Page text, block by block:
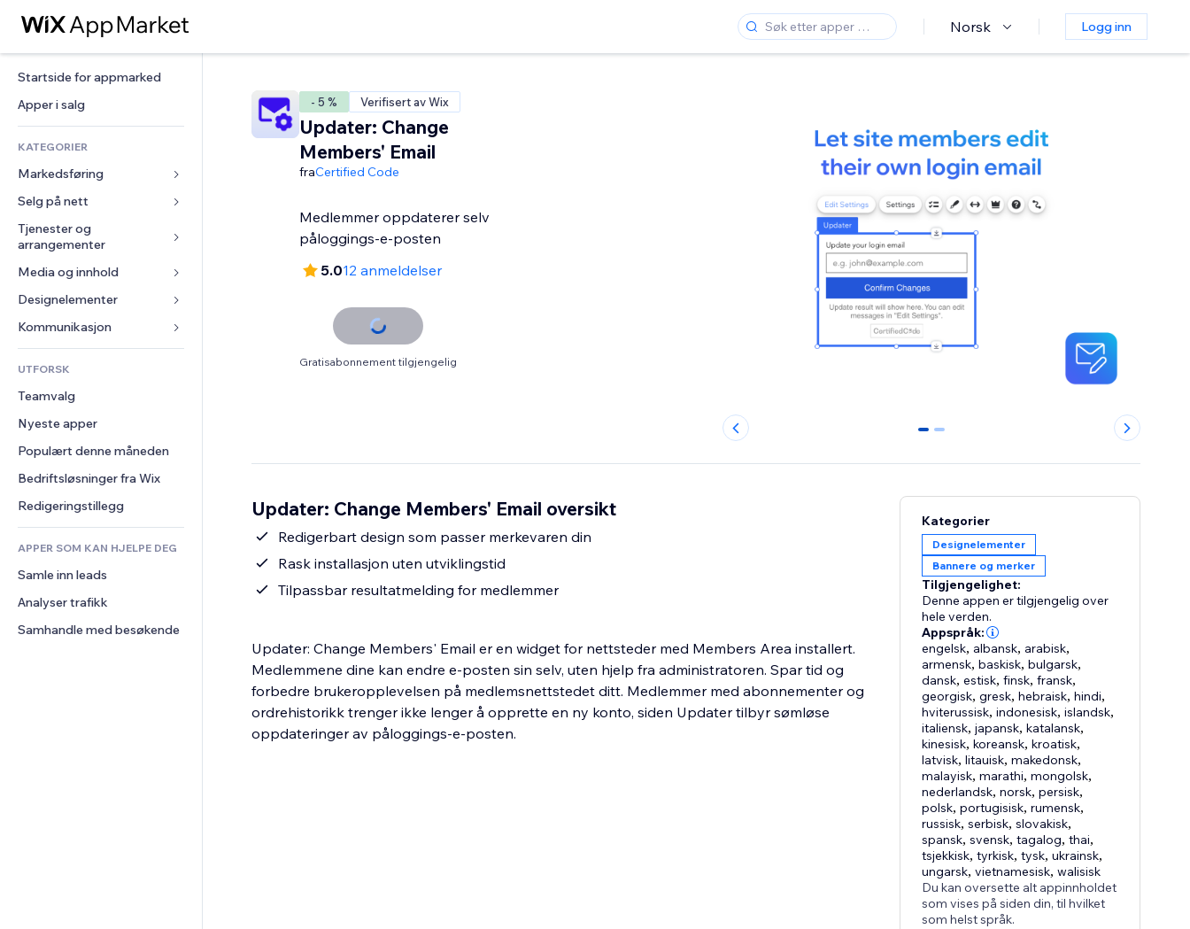
Norsk Logg inn
Startside for appmarked
Apper i salg
KATEGORIER
Markedsføring
Annonser
Mobil
Analyser
Sosiale medier
SEO
Engasjement
Nettstedsoppføringer
E-post
Konvertering
Selg på nett
Apper for butikker
Frakt og levering
Selg-knapper
Nettkurs
On-demand-utskrift
Regnskap
Kuponger og fordelsprogram
Lagerløsninger
Dropshipping
Priser og abonnement
Folkefinansiering
Mat og drikke
Tjenester og
arrangementer
Hoteller
Arrangementer
Restauranter
Eiendom
Bookinger
Media og innhold
Galleri
Musikk
Podkaster
Fotografi
Video
PDF
Fildeling
Nyheter
Designelementer
Kart og navigasjon
Personvern og sikkerhet
Klokke
Sidemaler
Bildeeffekter
Knapper og menyer
Bannere og merker
Kalkulatorer
Søk
Vær
Diagrammer og tabeller
Skjemaer
Avstemninger
Chat
Kommentarer
Telefon
Samfunn
Anmeldelser og
UTFORSK
Teamvalg
Nyeste apper
Populært denne måneden
Bedriftsløsninger fra Wix
Redigeringstillegg
APPER SOM KAN HJELPE DEG
Samle inn leads
Analyser trafikk
Samhandle med besøkende
- 5 % Verifisert av Wix
Updater: Change
Members' Email
fraCertified Code
Medlemmer oppdaterer selv
påloggings-e-posten
5.012 anmeldelser
Gratisabonnement tilgjengelig
0 1
Updater: Change Members' Email oversikt
Redigerbart design som passer merkevaren din
Rask installasjon uten utviklingstid
Tilpassbar resultatmelding for medlemmer
Updater: Change Members' Email er en widget for nettsteder med Members Area installert.
Medlemmene dine kan endre e-posten sin selv, uten hjelp fra administratoren. Spar tid og
forbedre brukeropplevelsen på medlemsnettstedet ditt. Medlemmer med abonnementer og
ordrehistorikk trenger ikke lenger å opprette en ny konto, siden Updater tilbyr sømløse
oppdateringer av påloggings-e-posten.
Kategorier
Designelementer
Bannere og merker
Tilgjengelighet:
Denne appen er tilgjengelig over
hele verden.
Appspråk:
engelsk, albansk, arabisk,
armensk,baskisk,bulgarsk,
dansk,estisk,finsk,fransk,
georgisk,gresk,hebraisk,hindi,
hviterussisk,indonesisk,islandsk,
italiensk,japansk,katalansk,
kinesisk,koreansk,kroatisk,
latvisk,litauisk,makedonsk,
malayisk,marathi,mongolsk,
nederlandsk,norsk,persisk,
polsk,portugisisk,rumensk,
russisk,serbisk,slovakisk,
spansk,svensk,tagalog,thai,
tsjekkisk,tyrkisk,tysk,ukrainsk,
ungarsk,vietnamesisk,walisisk
Du kan oversette alt appinnholdet
som vises på siden din, til hvilket
som helst språk.